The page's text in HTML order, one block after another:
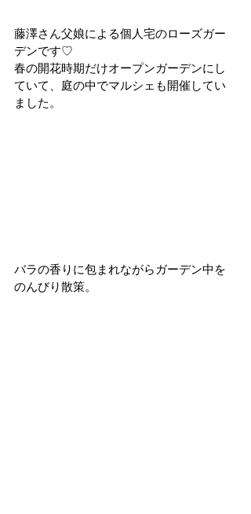
藤澤さん父娘による個人宅のローズガー
デンです♡
春の開花時期だけオープンガーデンにし
ていて、庭の中でマルシェも開催してい
ました。
バラの香りに包まれながらガーデン中を
のんびり散策。